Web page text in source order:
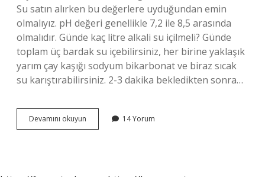
Su satın alırken bu değerlere uyduğundan emin
olmalıyız. pH değeri genellikle 7,2 ile 8,5 arasında
olmalıdır. Günde kaç litre alkali su içilmeli? Günde
toplam üç bardak su içebilirsiniz, her birine yaklaşık
yarım çay kaşığı sodyum bikarbonat ve biraz sıcak
su karıştırabilirsiniz. 2-3 dakika bekledikten sonra…
Devamını okuyun
Suyunda
14 Yorum